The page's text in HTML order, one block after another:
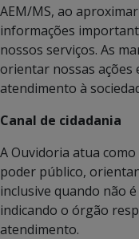
AEM/MS, ao
informações
nossos serviços. As
orientar nossas ações
atendimento à
Canal de cidadania
A Ouvidoria atua
poder público,
inclusive quando não
indicando o órgão
atendimento.